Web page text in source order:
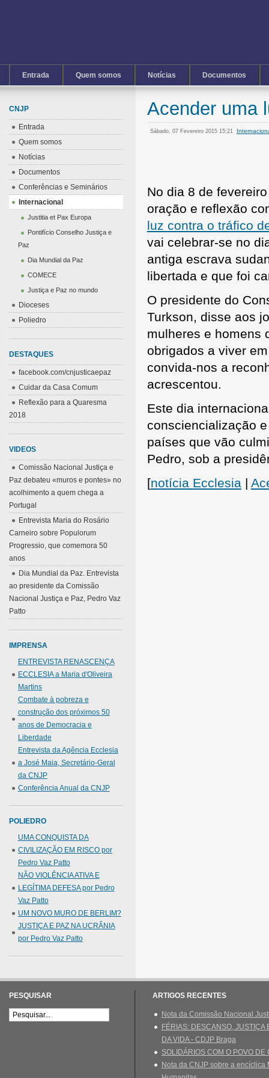
Entrada Quem somos Notícias Documentos
Acender uma
Sábado, 07 Fevereiro 2015 15:21
No dia 8 de
oração e reflexão
luz contra o tráfico
vai celebrar-se no
antiga escrava
libertada e que foi
O presidente do
Turkson, disse aos
mulheres e homens
obrigados a viver
convida-nos a
acrescentou.
Este dia
consciencialização
países que vão
Pedro, sob a
[notícia Ecclesia|
CNJP
Entrada
Quem somos
Notícias
Documentos
Conferências e Seminários
Internacional
Justitia et Pax Europa
Pontifício Conselho Justiça e
Paz
Dia Mundial da Paz
COMECE
Justiça e Paz no mundo
Dioceses
Poliedro
DESTAQUES
facebook.com/cnjusticaepaz
Cuidar da Casa Comum
Reflexão para a Quaresma
2018
VIDEOS
Comissão Nacional Justiça e
Paz debateu «muros e pontes» no
acolhimento a quem chega a
Portugal
Entrevista Maria do Rosário
Carneiro sobre Populorum
Progressio, que comemora 50
anos
Dia Mundial da Paz. Entrevista
ao presidente da Comissão
Nacional Justiça e Paz, Pedro Vaz
Patto
IMPRENSA
ENTREVISTA RENASCENÇA
ECCLESIA a Maria d'Oliveira
Martins
Combate à pobreza e
construção dos próximos 50
anos de Democracia e
Liberdade
Entrevista da Agência Ecclesia
a José Maia, Secretário-Geral
da CNJP
Conferência Anual da CNJP
POLIEDRO
UMA CONQUISTA DA
CIVILIZAÇÃO EM RISCO por
Pedro Vaz Patto
NÃO VIOLÊNCIA ATIVA E
LEGÍTIMA DEFESA por Pedro
Vaz Patto
UM NOVO MURO DE BERLIM?
JUSTIÇA E PAZ NA UCRÂNIA
por Pedro Vaz Patto
PESQUISAR ARTIGOS RECENTES
Nota da Comissão Nacional
FÉRIAS: DESCANSO, JUSTIÇA
DA VIDA - CDJP Braga
SOLIDÁRIOS COM O POVO DE
Nota da CNJP sobre a encíclica